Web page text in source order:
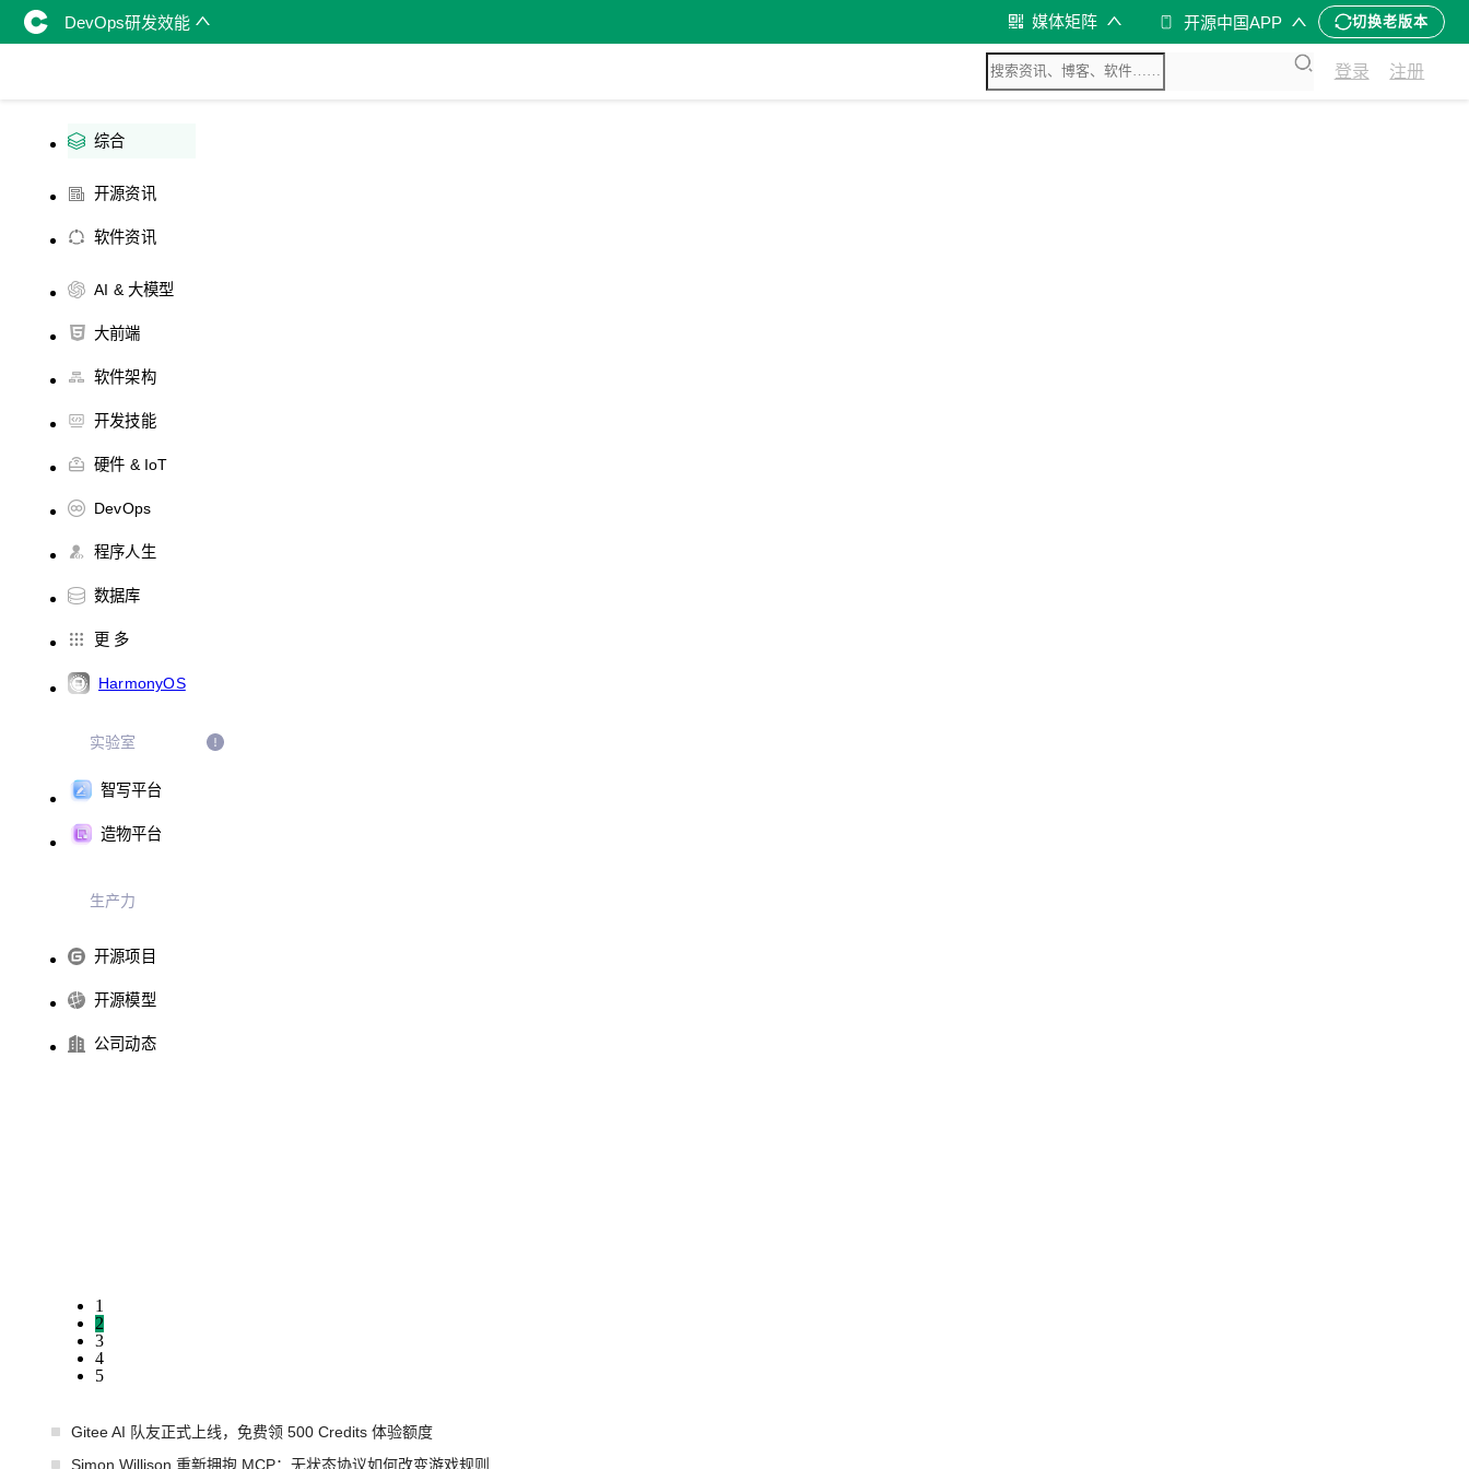
DevOps研发效能 媒体矩阵 开源中国APP 切换老版本
登录 注册
综合
开源资讯
软件资讯
AI & 大模型
大前端
软件架构
开发技能
硬件 & IoT
DevOps
程序人生
数据库
更 多
HarmonyOS
实验室
智写平台
造物平台
生产力
开源项目
开源模型
公司动态
1
2
3
4
5
Gitee AI 队友正式上线，免费领 500 Credits 体验额度
Simon Willison 重新拥抱 MCP：无状态协议如何改变游戏规则